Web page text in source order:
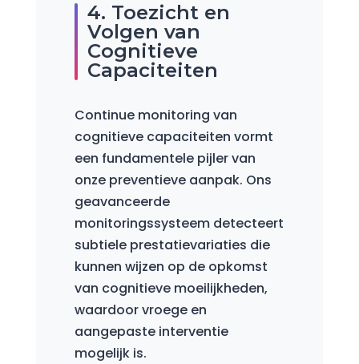
4. Toezicht en
Volgen van
Cognitieve
Capaciteiten
Continue monitoring van
cognitieve capaciteiten vormt
een fundamentele pijler van
onze preventieve aanpak. Ons
geavanceerde
monitoringssysteem detecteert
subtiele prestatievariaties die
kunnen wijzen op de opkomst
van cognitieve moeilijkheden,
waardoor vroege en
aangepaste interventie
mogelijk is.